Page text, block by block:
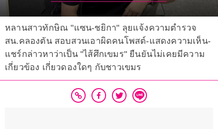
หลานสาวทักษิณ "แซน-ชยิกา" ลุยแจ้งความตำรวจ
สน.คลองตัน สอบสวนเอาผิดคนโพสต์-แสดงความเห็น-
แชร์กล่าวหาว่าเป็น "ไส้ศึกเขมร" ยืนยันไม่เคยมีความ
เกี่ยวข้อง เกี่ยวดองใดๆ กับชาวเขมร